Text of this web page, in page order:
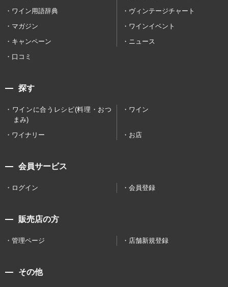
ワイン用語辞典
ヴィンテージチャート
マガジン
ワインイベント
キャンペーン
ニュース
口コミ
探す
ワインに合うレシピ(料理・おつ
まみ)
ワイン
ワイナリー お店
会員サービス
ログイン 会員登録
販売店の方
管理ページ 店舗新規登録
その他